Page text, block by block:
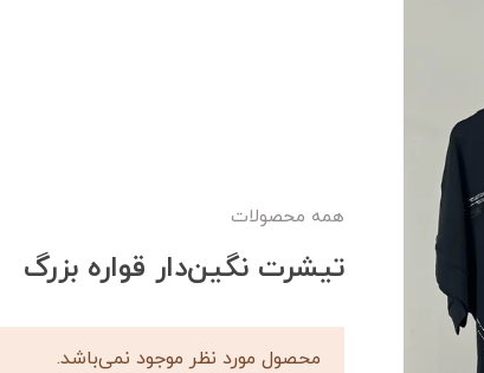
همه محصولات
تیشرت نگین‌دار قواره بزرگ
محصول مورد نظر موجود نمی‌باشد.